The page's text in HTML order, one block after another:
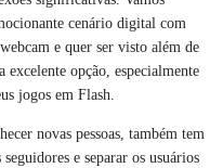
cenário digital com
e quer ser visto além de
opção, especialmente
jogos em Flash.
novas pessoas, também tem
e separar os usuários